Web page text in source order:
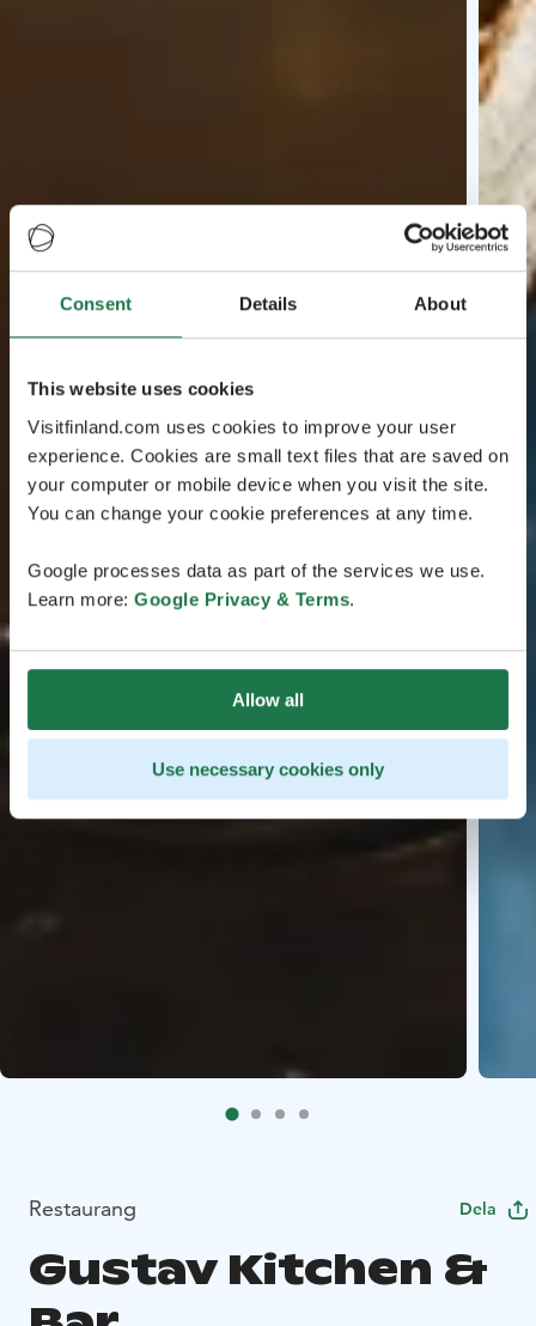
Consent Details About
This website uses cookies
Visitfinland.com uses cookies to improve your user
experience. Cookies are small text files that are saved on
your computer or mobile device when you visit the site.
You can change your cookie preferences at any time.
Google processes data as part of the services we use.
Learn more: Google Privacy & Terms.
Allow all
Use necessary cookies only
Restaurang Dela
Gustav Kitchen &